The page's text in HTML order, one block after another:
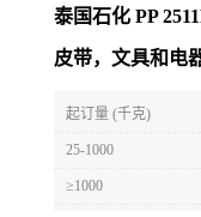
泰国石化 PP
皮带，文具和电
起订量 (千克)
25-1000
≥1000